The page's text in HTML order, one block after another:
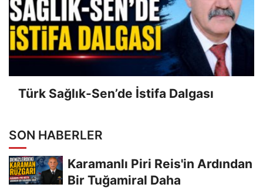
Türk Sağlık-Sen’de İstifa Dalgası
SON HABERLER
Karamanlı Piri Reis'in Ardından
Bir Tuğamiral Daha